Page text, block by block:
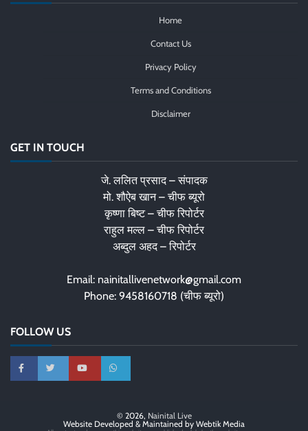
Home
Contact Us
Privacy Policy
Terms and Conditions
Disclaimer
GET IN TOUCH
जे. ललित प्रसाद – संपादक
मो. शौऐब खान – चीफ ब्यूरो
कृष्णा बिष्ट – चीफ रिपोर्टर
राहुल मल्ल – चीफ रिपोर्टर
अब्दुल अहद – रिपोर्टर
Email: nainitallivenetwork@gmail.com
Phone: 9458160718 (चीफ ब्यूरो)
FOLLOW US
© 2026, Nainital Live
Website Developed & Maintained by Webtik Media